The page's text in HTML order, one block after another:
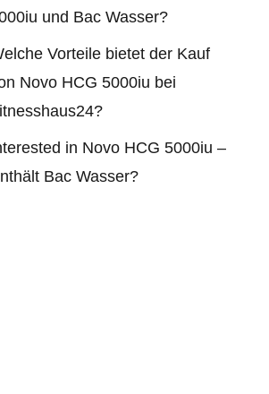
und Bac Wasser?
Vorteile bietet der Kauf
Novo HCG 5000iu bei
in Novo HCG 5000iu –
Bac Wasser?